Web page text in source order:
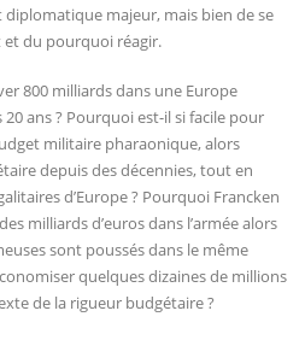
majeur, mais bien de se
du pourquoi réagir.
800 milliards dans une Europe
ans ? Pourquoi est-il si facile pour
militaire pharaonique, alors
depuis des décennies, tout en
d’Europe ? Pourquoi Francken
milliards d’euros dans l’armée alors
sont poussés dans le même
quelques dizaines de millions
de la rigueur budgétaire ?